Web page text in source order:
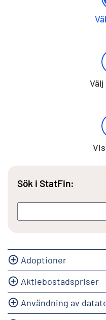
Sök i StatFin:
Adoptioner
Aktiebostadspriser
Användning av